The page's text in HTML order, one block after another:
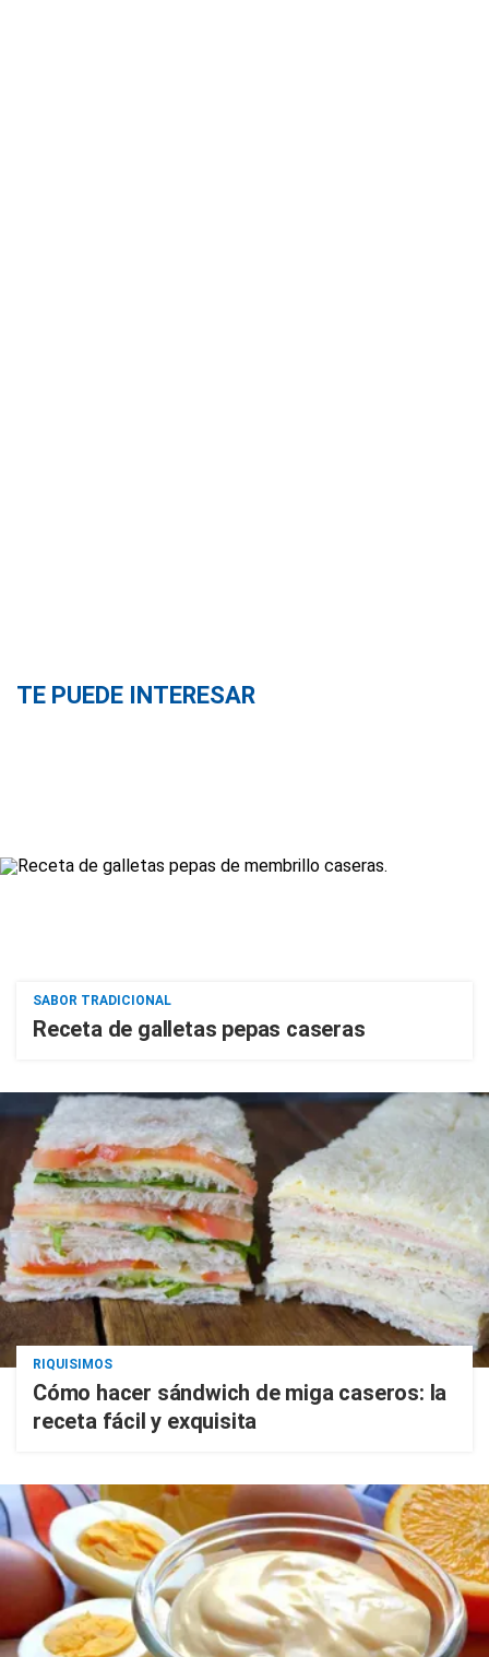
TE PUEDE INTERESAR
SABOR TRADICIONAL
Receta de galletas pepas caseras
RIQUISIMOS
Cómo hacer sándwich de miga caseros: la
receta fácil y exquisita